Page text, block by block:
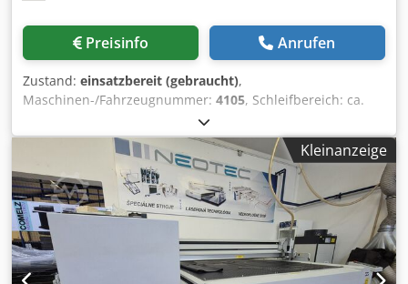
Preisinfo Anrufen
Zustand: einsatzbereit (gebraucht),
Maschinen-/Fahrzeugnummer: 4105, Schleifbereich: ca.
130 x 255 mm Schleifdrehzahl: 2800 Upm Tischgröße: 150
x 300 mm Antriebsmotor: 380 V, 1,5 kW Chjdpfx Aoh
Ugwvoglea Platzbedarf: 750 x 700 x 1700 mm Gewicht: ca.
380 kg Topfscheiben-Ø: 180 mm
Kleinanzeige